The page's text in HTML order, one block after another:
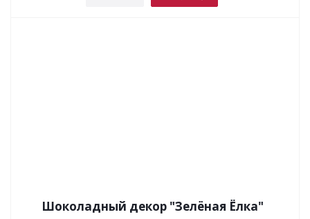
Шоколадный декор "Зелёная Ёлка"